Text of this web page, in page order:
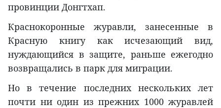
провинции Донгтхап.
Краснокоронные журавли, занесенные в
Красную книгу как исчезающий вид,
нуждающийся в защите, раньше ежегодно
возвращались в парк для миграции.
Но в течение последних нескольких лет
почти ни один из прежних 1000 журавлей